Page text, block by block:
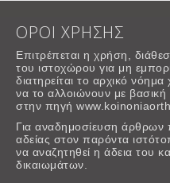
ΟΡΟΙ ΧΡΗΣΗΣ
Επιτρέπεται η χρήση,
του ιστοχώρου για μη
διατηρείται το αρχικό
να το αλλοιώνουν με
στην πηγή
Για αναδημοσίευση άρθρων
αδείας στον παρόντα
να αναζητηθεί η άδεια του
δικαιωμάτων.